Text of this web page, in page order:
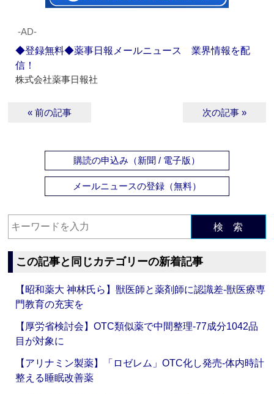
‐AD‐
◆登録無料◆薬事日報メールニュース 業界情報を配
信！
株式会社薬事日報社
« 前の記事 次の記事 »
購読の申込み（新聞 / 電子版）
メールニュースの登録（無料）
検 索
この記事と同じカテゴリーの新着記事
【昭和薬大 神林氏ら】獣医師と薬剤師に認識差‐獣医療専
門教育の充実を
【厚労省検討会】OTC類似薬で中間整理‐77成分1042品
目が対象に
【アリナミン製薬】「ロゼレム」OTC化し発売‐体内時計
整える睡眠改善薬